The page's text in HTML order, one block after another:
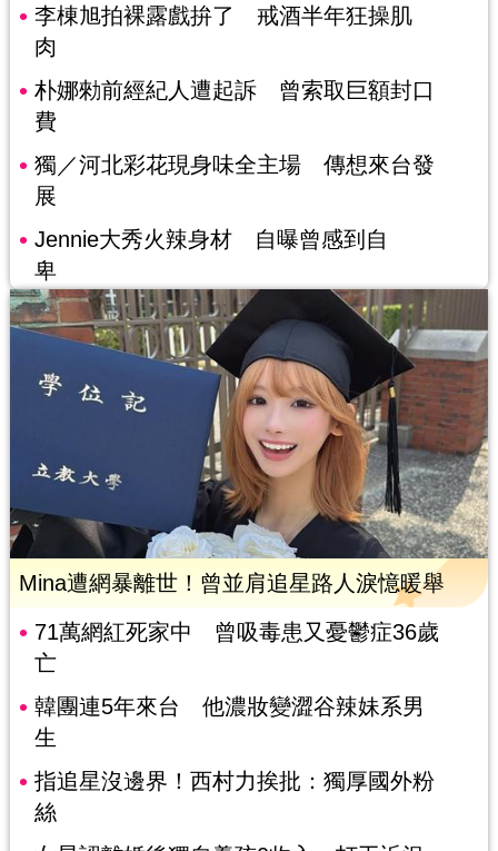
李棟旭拍裸露戲拚了 戒酒半年狂操肌
肉
朴娜勑前經紀人遭起訴 曾索取巨額封口
費
獨／河北彩花現身味全主場 傳想來台發
展
Jennie大秀火辣身材 自曝曾感到自
卑
Mina遭網暴離世！曾並肩追星路人淚憶暖舉
71萬網紅死家中 曾吸毒患又憂鬱症36歲
亡
韓團連5年來台 他濃妝變澀谷辣妹系男
生
指追星沒邊界！西村力挨批：獨厚國外粉
絲